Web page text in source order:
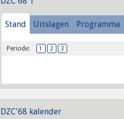
Stand Uitslagen Programma
Periode: 1 2 3
DZC'68 kalender